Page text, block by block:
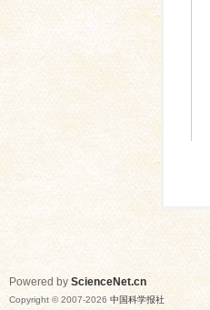
Powered by ScienceNet.cn
Copyright © 2007-2026 中国科学报社